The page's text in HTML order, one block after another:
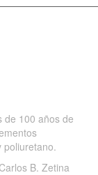
de 100 años de
poliuretano.
B. Zetina